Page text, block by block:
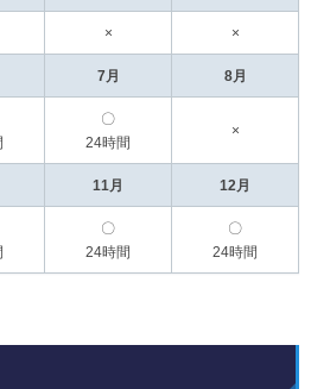
× ×
7月 8月
〇
24時間
×
11月 12月
〇
24時間
〇
24時間